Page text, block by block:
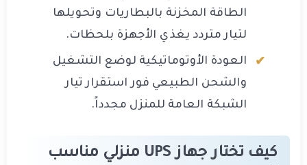
الطاقة المخزنة بالبطاريات وتحويلها
لتيار متردد يغذي الأجهزة بلحظات.
العودة الأوتوماتيكية لوضع التشغيل
والشحن الطبيعي فور استقرار تيار
الشبكة العامة للمنزل مجدداً.
كيف تختار جهاز UPS منزلي مناسب